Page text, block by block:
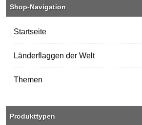
Shop-Navigation
Startseite
Länderflaggen der Welt
Themen
Produkttypen